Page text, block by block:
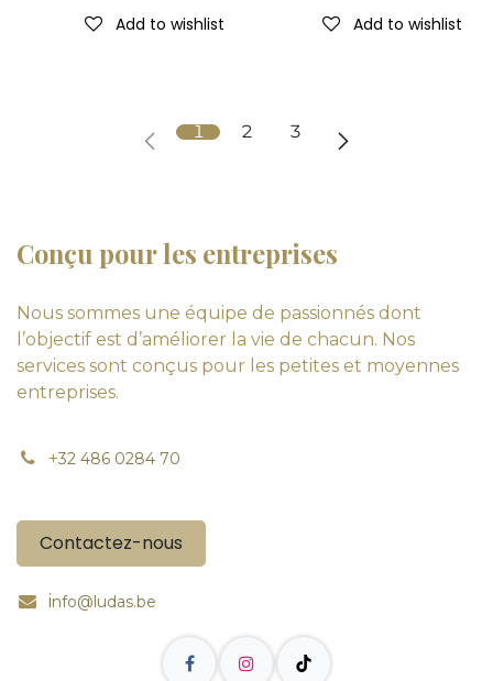
Add to wishlist Add to wishlist
1 2 3
Conçu pour les entreprises
Nous sommes une équipe de passionnés dont
l’objectif est d’améliorer la vie de chacun. Nos
services sont conçus pour les petites et moyennes
entreprises.
+32 486 0284 70
Contactez-nous
info@ludas.be